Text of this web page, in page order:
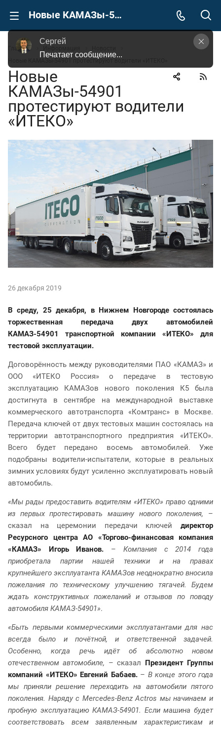
Новые КАМАЗы-54901 протестируют водители «ИТЕКО»
Главная
Новые КАМАЗы-54901 протестируют водители «ИТЕКО»
Новые
КАМАЗы-54901
протестируют водители
«ИТЕКО»
26 декабря 2019
В среду, 25 декабря, в Нижнем Новгороде состоялась
торжественная передача двух автомобилей
КАМАЗ-54901 транспортной компании «ИТЕКО» для
тестовой эксплуатации.
Договорённость между руководителями ПАО «КАМАЗ» и
ООО «ИТЕКО Россия» о передаче в тестовую
эксплуатацию КАМАЗов нового поколения К5 была
достигнута в сентябре на международной выставке
коммерческого автотранспорта «Комтранс» в Москве.
Передача ключей от двух тестовых машин состоялась на
территории автотранспортного предприятия «ИТЕКО».
Всего будет передано восемь автомобилей. Уже
подобраны водители-испытатели, которые в реальных
зимних условиях будут усиленно эксплуатировать новый
автомобиль.
«Мы рады предоставить водителям «ИТЕКО» право одними
из первых протестировать машину нового поколения, –
сказал на церемонии передачи ключей директор
Ресурсного центра АО «Торгово-финансовая компания
«КАМАЗ» Игорь Иванов. – Компания с 2014 года
приобретала партии нашей техники и на правах
крупнейшего эксплуатанта КАМАЗов неоднократно вносила
пожелания по техническому улучшению тягачей. Будем
ждать конструктивных пожеланий и отзывов по поводу
автомобиля КАМАЗ-54901».
«Быть первыми коммерческими эксплуатантами для нас
всегда было и почётной, и ответственной задачей.
Особенно, когда речь идёт об абсолютно новом
отечественном автомобиле, – сказал Президент Группы
компаний «ИТЕКО» Евгений Бабаев.– В конце этого года
мы приняли решение переходить на автомобили пятого
поколения. Наряду с Mercedes-Benz Actros мы начинаем и
пробную эксплуатацию КАМАЗ-54901. Если машина будет
соответствовать всем заявленным характеристикам и
Сергей
Задайте Ваш вопрос, просто кликнув на это